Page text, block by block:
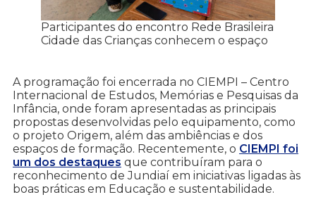
Participantes do encontro Rede Brasileira
Cidade das Crianças conhecem o espaço
A programação foi encerrada no CIEMPI – Centro
Internacional de Estudos, Memórias e Pesquisas da
Infância, onde foram apresentadas as principais
propostas desenvolvidas pelo equipamento, como
o projeto Origem, além das ambiências e dos
espaços de formação. Recentemente, o CIEMPI foi
um dos destaques que contribuíram para o
reconhecimento de Jundiaí em iniciativas ligadas às
boas práticas em Educação e sustentabilidade.